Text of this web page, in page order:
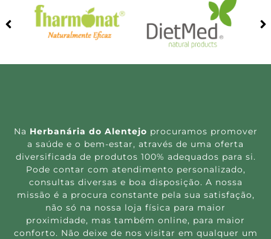
Na Herbanária do Alentejo procuramos promover
a saúde e o bem-estar, através de uma oferta
diversificada de produtos 100% adequados para si.
Pode contar com atendimento personalizado,
consultas diversas e boa disposição. A nossa
missão é a procura constante pela sua satisfação,
não só na nossa loja física para maior
proximidade, mas também online, para maior
conforto. Não deixe de nos visitar em qualquer um